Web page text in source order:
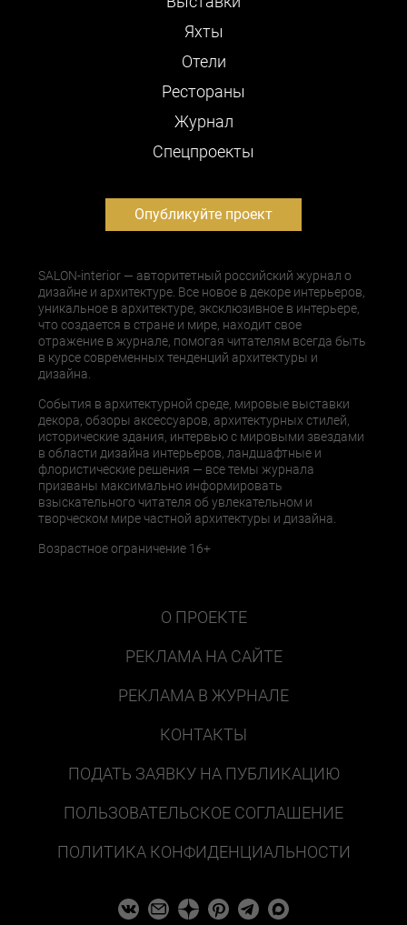
Яхты
Отели
Рестораны
Журнал
Cпецпроекты
Опубликуйте проект
SALON-interior — авторитетный российский журнал о
дизайне и архитектуре. Все новое в декоре интерьеров,
уникальное в архитектуре, эксклюзивное в интерьере,
что создается в стране и мире, находит свое
отражение в журнале, помогая читателям всегда быть
в курсе современных тенденций архитектуры и
дизайна.
События в архитектурной среде, мировые выставки
декора, обзоры аксессуаров, архитектурных стилей,
исторические здания, интервью с мировыми звездами
в области дизайна интерьеров, ландшафтные и
флористические решения — все темы журнала
призваны максимально информировать
взыскательного читателя об увлекательном и
творческом мире частной архитектуры и дизайна.
Возрастное ограничение 16+
О ПРОЕКТЕ
РЕКЛАМА НА САЙТЕ
РЕКЛАМА В ЖУРНАЛЕ
КОНТАКТЫ
ПОДАТЬ ЗАЯВКУ НА ПУБЛИКАЦИЮ
ПОЛЬЗОВАТЕЛЬСКОЕ СОГЛАШЕНИЕ
ПОЛИТИКА КОНФИДЕНЦИАЛЬНОСТИ